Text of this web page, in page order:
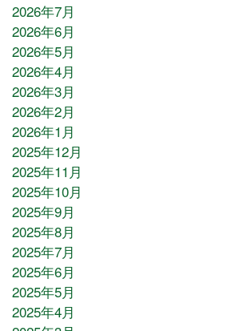
2026年7月
2026年6月
2026年5月
2026年4月
2026年3月
2026年2月
2026年1月
2025年12月
2025年11月
2025年10月
2025年9月
2025年8月
2025年7月
2025年6月
2025年5月
2025年4月